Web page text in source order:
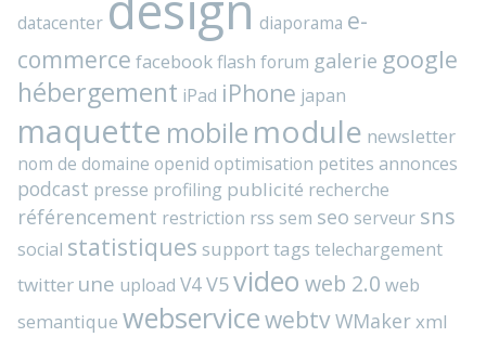
datacenter diaporama e-
commerce facebookflash forum galerie google
hébergement iPad iPhone japan
maquette mobile module newsletter
nom de domaine openid optimisation petites annonces
podcast presse profiling publicité recherche
référencement restriction rss sem seo serveur sns
social statistiques supporttags telechargement
twitter une upload V4V5video web 2.0 web
semantique webservicewebtvWMakerxml